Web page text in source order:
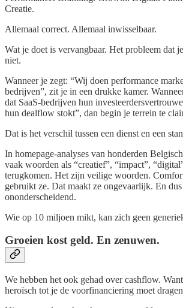
Creatie.
Allemaal correct. Allemaal inwisselbaar.
Wat je doet is vervangbaar. Het probleem dat
niet.
Wanneer je zegt: “Wij doen performance
bedrijven”, zit je in een drukke kamer.
dat SaaS-bedrijven hun
hun dealflow stokt”, dan begin je terrein te
Dat is het verschil tussen een dienst en een
In homepage-analyses van honderden
vaak woorden als “creatief”, “impact”,
terugkomen. Het zijn veilige woorden.
gebruikt ze. Dat maakt ze ongevaarlijk. En
ononderscheidend.
Wie op 10 miljoen mikt, kan zich geen
Groeien kost geld. En zenuwen.
We hebben het ook gehad over cashflow.
heroïsch tot je de voorfinanciering moet